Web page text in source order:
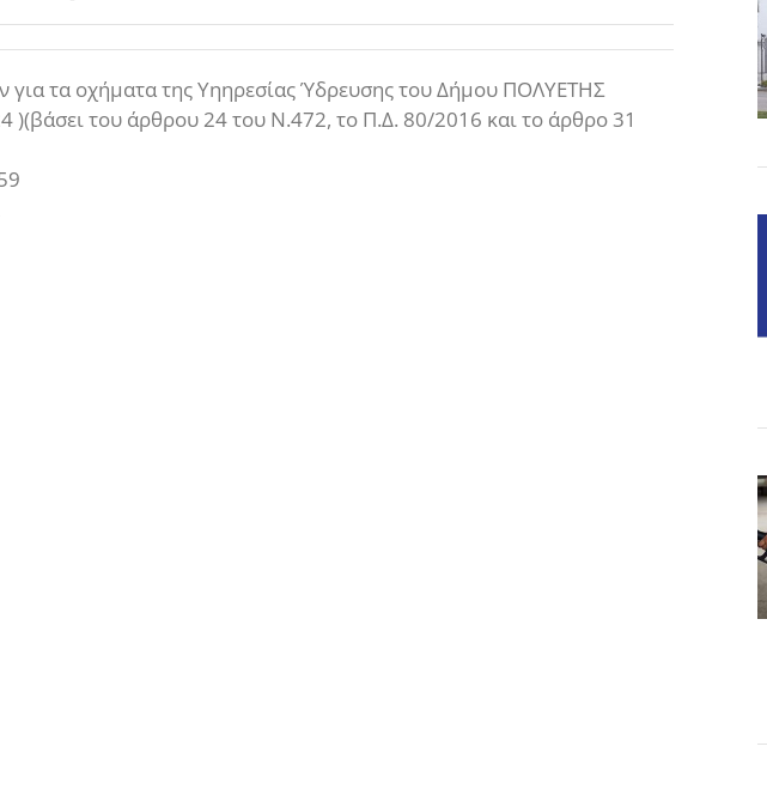
για τα οχήματα της Υηηρεσίας Ύδρευσης του Δήμου ΠΟΛΥΕΤΗΣ
του άρθρου 24 του Ν.472, το Π.Δ. 80/2016 και το άρθρο 31